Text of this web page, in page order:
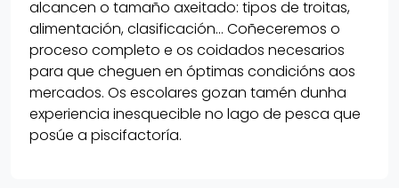
alcancen o tamaño axeitado: tipos de troitas,
alimentación, clasificación... Coñeceremos o
proceso completo e os coidados necesarios
para que cheguen en óptimas condicións aos
mercados. Os escolares gozan tamén dunha
experiencia inesquecible no lago de pesca que
posúe a piscifactoría.